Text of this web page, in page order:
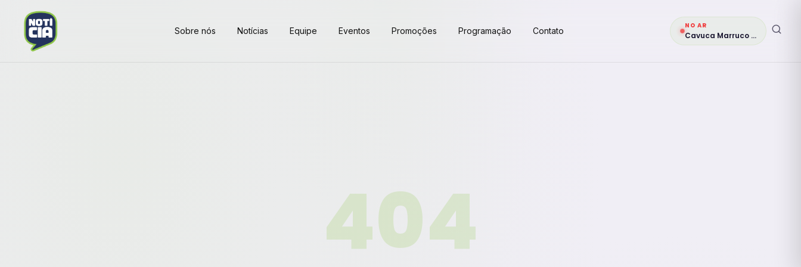
Sobre nós Notícias Equipe Eventos Promoções Programação Contato
NO AR
Cavuca Marruco Véio
404